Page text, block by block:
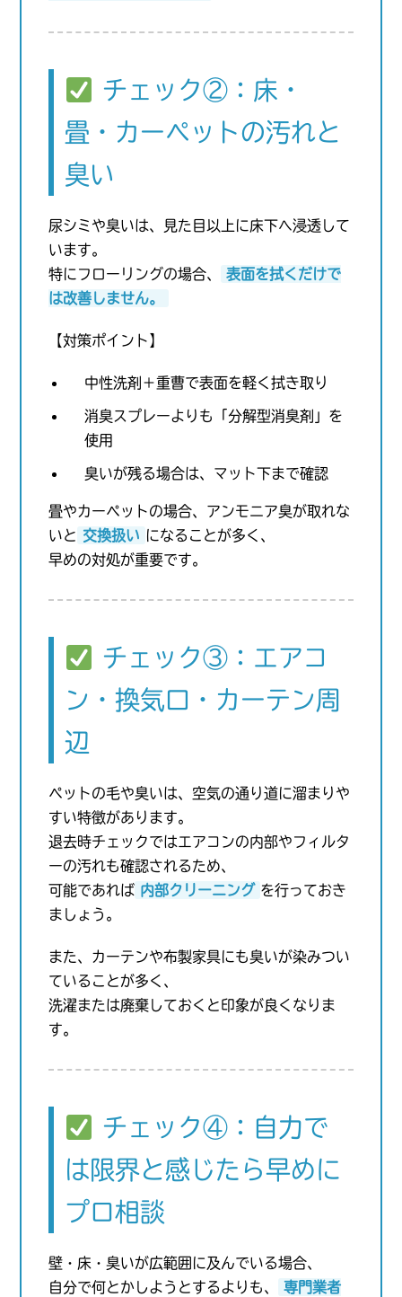
チェック②：床・
畳・カーペットの汚れと
臭い
尿シミや臭いは、見た目以上に床下へ浸透して
います。
特にフローリングの場合、
表面を拭くだけで
は改善しません。
【対策ポイント】
中性洗剤＋重曹で表面を軽く拭き取り
消臭スプレーよりも「分解型消臭剤」を
使用
臭いが残る場合は、マット下まで確認
畳やカーペットの場合、アンモニア臭が取れな
いと 交換扱い になることが多く、
早めの対処が重要です。
チェック③：エアコ
ン・換気口・カーテン周
辺
ペットの毛や臭いは、空気の通り道に溜まりや
すい特徴があります。
退去時チェックではエアコンの内部やフィルタ
ーの汚れも確認されるため、
可能であれば 内部クリーニング を行っておき
ましょう。
また、カーテンや布製家具にも臭いが染みつい
ていることが多く、
洗濯または廃棄しておくと印象が良くなりま
す。
チェック④：自力で
は限界と感じたら早めに
プロ相談
壁・床・臭いが広範囲に及んでいる場合、
自分で何とかしようとするよりも、
専門業者